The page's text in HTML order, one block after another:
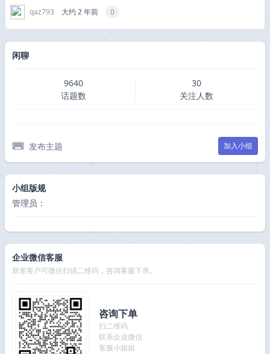
qaz793
大约 2 年前 0
闲聊
9640
话题数
30
关注人数
发布主题 加入小组
小组版规
管理员：
企业微信客服
新老客户可微信扫描二维码，咨询客服下单。
咨询下单
扫二维码
联系企业微信
客服小姐姐